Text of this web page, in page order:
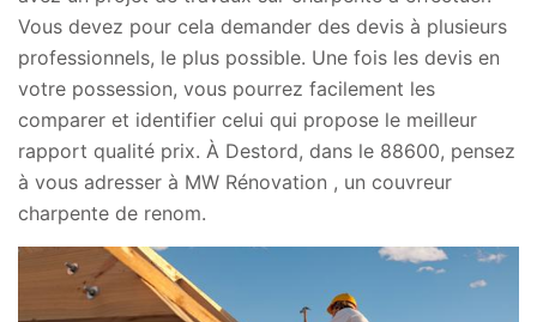
Vous devez pour cela demander des devis à plusieurs
professionnels, le plus possible. Une fois les devis en
votre possession, vous pourrez facilement les
comparer et identifier celui qui propose le meilleur
rapport qualité prix. À Destord, dans le 88600, pensez
à vous adresser à MW Rénovation , un couvreur
charpente de renom.